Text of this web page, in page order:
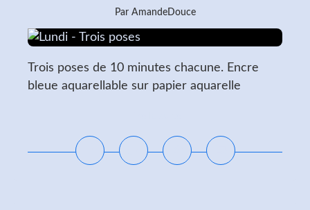
Par AmandeDouce
Trois poses de 10 minutes chacune. Encre
bleue aquarellable sur papier aquarelle